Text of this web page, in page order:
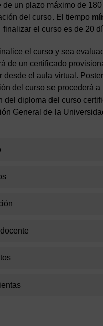
de un plazo máximo de
del curso. El tiempo
finalizar el curso es de 20
el curso y sea
de un certificado
desde el aula virtual.
del curso se procederá a
del diploma del curso
General de la